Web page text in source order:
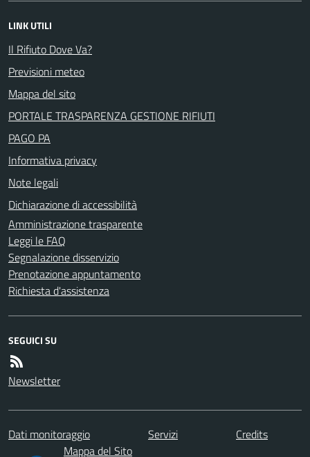
LINK UTILI
Il Rifiuto Dove Va?
Previsioni meteo
Mappa del sito
PORTALE TRASPARENZA GESTIONE RIFIUTI
PAGO PA
Informativa privacy
Note legali
Dichiarazione di accessibilità
Amministrazione trasparente
Leggi le FAQ
Segnalazione disservizio
Prenotazione appuntamento
Richiesta d'assistenza
SEGUICI SU
Newsletter
Dati monitoraggio Servizi
Credits
Mappa del Sito